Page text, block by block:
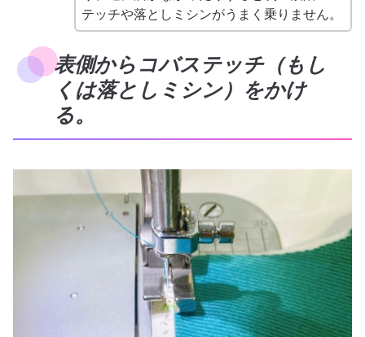
テッチや落としミシンがうまく乗りません。
表側からコバステッチ（もし
くは落としミシン）をかけ
る。